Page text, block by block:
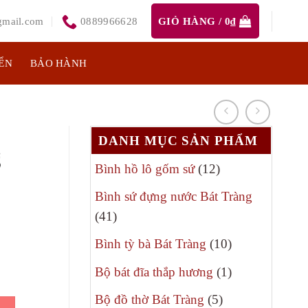
0889966628 GIỎ HÀNG / 0₫
BẢO HÀNH
DANH MỤC SẢN PHẨM
Bình hồ lô gốm sứ 1212
Bình sứ đựng nước Bát Tràng
4141
sản
phẩm
Bình tỳ bà Bát Tràng 1010
phẩm
Bộ bát đĩa thắp hương 11
Bộ đồ thờ Bát Tràng 55